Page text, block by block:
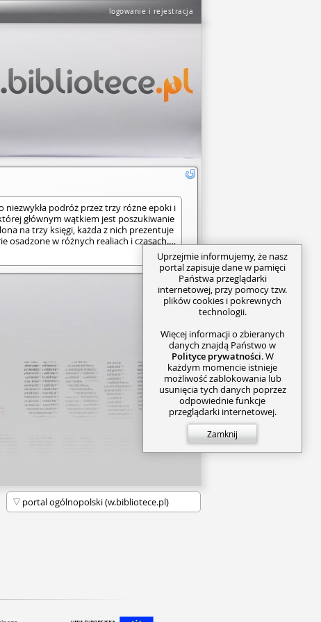
logowanie i rejestracja
niezwykła podróż przez trzy różne epoki i
głównym wątkiem jest poszukiwanie
na trzy księgi, każda z nich prezentuje
osadzone w różnych realiach i czasach.
Ameryki, poprzez lata 90. XX wieku, aż po
drugiej połowy XXI wieku, czytelnik
do zanurzenia się w tę niezwykłą
poszukuje drogi do raju, stawiając
w ogóle można znaleźć takie miejsce.
Uprzejmie informujemy, że nasz
portal zapisuje dane w pamięci
Państwa przeglądarki
internetowej, przy pomocy tzw.
plików cookies i pokrewnych
technologii.
Więcej informacji o zbieranych
danych znajdą Państwo w
Polityce prywatności. W
każdym momencie istnieje
możliwość zablokowania lub
usunięcia tych danych poprzez
odpowiednie funkcje
przeglądarki internetowej.
Zamknij